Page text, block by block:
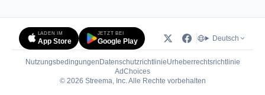
LADEN IM
App Store
JETZT BEI
Google Play Deutsch
Nutzungsbedingungen DatenschutzrichtlinieUrheberrechtsrichtlinie
AdChoices(öffnet in neuem Tab)
© 2026 Streema, Inc. Alle Rechte vorbehalten